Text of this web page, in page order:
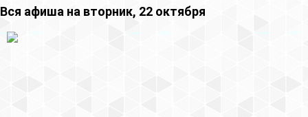
Вся афиша на вторник, 22 октября